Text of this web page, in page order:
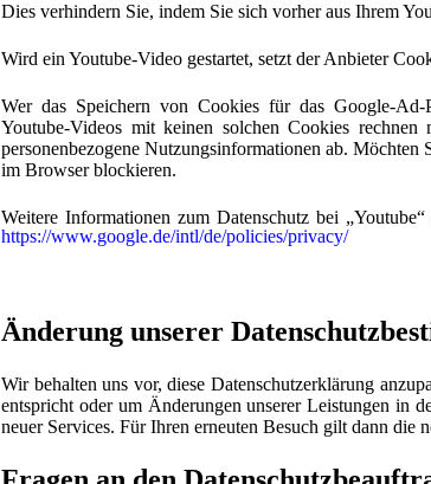
Dies verhindern Sie, indem Sie sich vorher aus Ihrem
Wird ein Youtube-Video gestartet, setzt der Anbieter
Wer das Speichern von Cookies für das Google-
Youtube-Videos mit keinen solchen Cookies
personenbezogene Nutzungsinformationen ab. Möchten
im Browser blockieren.
Weitere Informationen zum Datenschutz bei
https://www.google.de/intl/de/policies/privacy/
Änderung unserer
Wir behalten uns vor, diese Datenschutzerklärung
entspricht oder um Änderungen unserer Leistungen in
neuer Services. Für Ihren erneuten Besuch gilt dann die